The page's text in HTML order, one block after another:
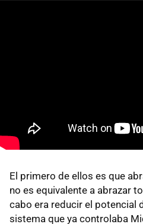
El primero de ellos es que
no es equivalente a abrazar
cabo era reducir el potencial
sistema que ya controlaba